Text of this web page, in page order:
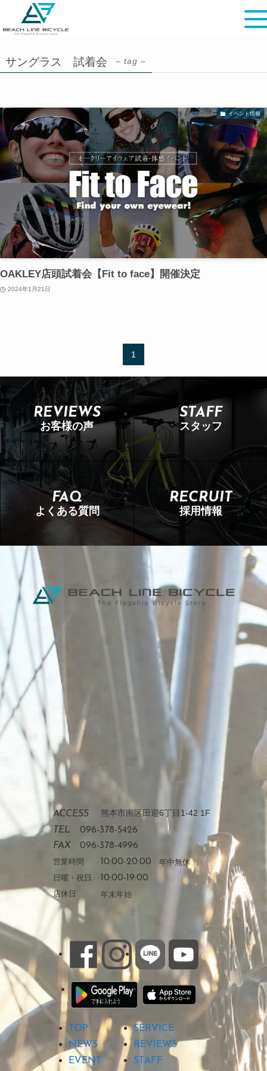
サングラス 試着会 – tag –
イベント情報
OAKLEY店頭試着会【Fit to face】開催決定
2024年1月21日
1
REVIEWS
お客様の声
STAFF
スタッフ
FAQ
よくある質問
RECRUIT
採用情報
ACCESS 熊本市南区田迎6丁目1-42 1F
TEL
096-378-5426
FAX
096-378-4996
営業時間 10:00-20:00 年中無休
日曜・祝日
10:00-19:00
店休日 年末年始
TOP
SERVICE
NEWS
REVIEWS
EVENT
STAFF